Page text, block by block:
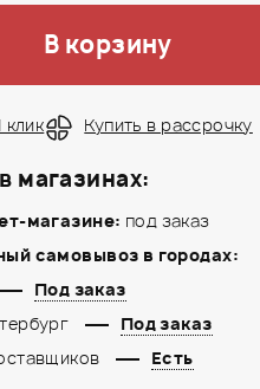
В корзину
клик Купить в рассрочку
магазинах:
магазине: под заказ
самовывоз в городах:
Под заказ
Под заказ
Есть